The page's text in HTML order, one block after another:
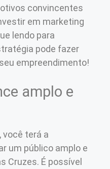
convincentes
em marketing
lendo para
pode fazer
empreendimento!
amplo e
você terá a
um público amplo e
Cruzes. É possível